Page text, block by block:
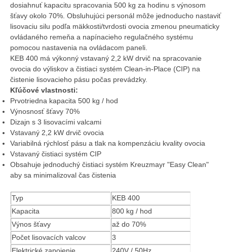
dosiahnuť kapacitu spracovania 500 kg za hodinu s výnosom
šťavy okolo 70%. Obsluhujúci personál môže jednoducho nastaviť
lisovaciu silu podľa mäkkosti/tvrdosti ovocia zmenou pneumaticky
ovládaného remeňa a napínacieho regulačného systému
pomocou nastavenia na ovládacom paneli.
KEB 400 má výkonný vstavaný 2,2 kW drvič na spracovanie
ovocia do výliskov a čistiaci systém Clean-in-Place (CIP) na
čistenie lisovacieho pásu počas prevádzky.
Kľúčové vlastnosti:
Prvotriedna kapacita 500 kg / hod
Výnosnosť šťavy 70%
Dizajn s 3 lisovacími valcami
Vstavaný 2,2 kW drvič ovocia
Variabilná rýchlosť pásu a tlak na kompenzáciu kvality ovocia
Vstavaný čistiaci systém CIP
Obsahuje jednoduchý čistiaci systém Kreuzmayr "Easy Clean"
aby sa minimalizoval čas čistenia
Typ
KEB 400
Kapacita
800 kg / hod
Výnos šťavy
až do 70%
Počet lisovacích valcov
3